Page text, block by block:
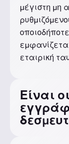
μέγιστη μη
εταιρική
Είναι